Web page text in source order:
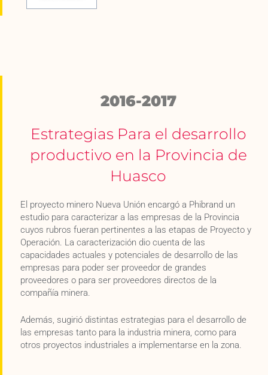
2016-2017
Estrategias Para el desarrollo
productivo en la Provincia de
Huasco
El proyecto minero Nueva Unión encargó a Phibrand un
estudio para caracterizar a las empresas de la Provincia
cuyos rubros fueran pertinentes a las etapas de Proyecto y
Operación. La caracterización dio cuenta de las
capacidades actuales y potenciales de desarrollo de las
empresas para poder ser proveedor de grandes
proveedores o para ser proveedores directos de la
compañía minera.
Además, sugirió distintas estrategias para el desarrollo de
las empresas tanto para la industria minera, como para
otros proyectos industriales a implementarse en la zona.